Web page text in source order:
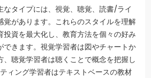
なタイプには、視覚、聴覚、読書/ライ
覚があります。これらのスタイルを理解
投資を最大化し、教育方法を個々の好み
できます。視覚学習者は図やチャートか
、聴覚学習者は聴くことで概念を把握し
ィング学習者はテキストベースの教材